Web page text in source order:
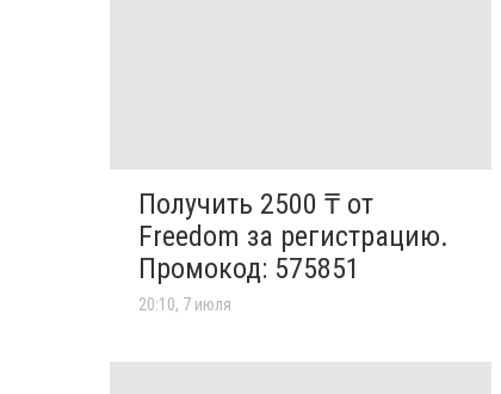
Получить 2500 ₸ от
Freedom за регистрацию.
Промокод: 575851
20:10, 7 июля